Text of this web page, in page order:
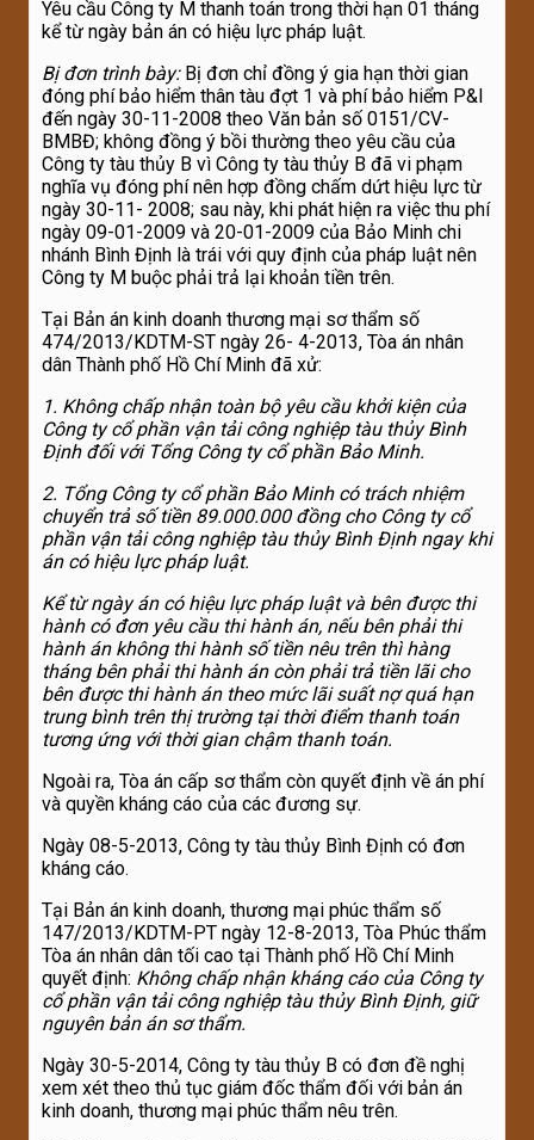
Yêu cầu Công ty M thanh toán trong thời hạn 01 tháng
kể từ ngày bản án có hiệu lực pháp luật.
Bị đơn trình bày: Bị đơn chỉ đồng ý gia hạn thời gian
đóng phí bảo hiểm thân tàu đợt 1 và phí bảo hiểm P&I
đến ngày 30-11-2008 theo Văn bản số 0151/CV-
BMBĐ; không đồng ý bồi thường theo yêu cầu của
Công ty tàu thủy B vì Công ty tàu thủy B đã vi phạm
nghĩa vụ đóng phí nên hợp đồng chấm dứt hiệu lực từ
ngày 30-11- 2008; sau này, khi phát hiện ra việc thu phí
ngày 09-01-2009 và 20-01-2009 của Bảo Minh chi
nhánh Bình Định là trái với quy định của pháp luật nên
Công ty M buộc phải trả lại khoản tiền trên.
Tại Bản án kinh doanh thương mại sơ thẩm số
474/2013/KDTM-ST ngày 26- 4-2013, Tòa án nhân
dân Thành phố Hồ Chí Minh đã xử:
1. Không chấp nhận toàn bộ yêu cầu khởi kiện của
Công ty cổ phần vận tải công nghiệp tàu thủy Bình
Định đối với Tổng Công ty cổ phần Bảo Minh.
2. Tổng Công ty cổ phần Bảo Minh có trách nhiệm
chuyển trả số tiền 89.000.000 đồng cho Công ty cổ
phần vận tải công nghiệp tàu thủy Bình Định ngay khi
án có hiệu lực pháp luật.
Kể từ ngày án có hiệu lực pháp luật và bên được thi
hành có đơn yêu cầu thi hành án, nếu bên phải thi
hành án không thi hành số tiền nêu trên thì hàng
tháng bên phải thi hành án còn phải trả tiền lãi cho
bên được thi hành án theo mức lãi suất nợ quá hạn
trung bình trên thị trường tại thời điểm thanh toán
tương ứng với thời gian chậm thanh toán.
Ngoài ra, Tòa án cấp sơ thẩm còn quyết định về án phí
và quyền kháng cáo của các đương sự.
Ngày 08-5-2013, Công ty tàu thủy Bình Định có đơn
kháng cáo.
Tại Bản án kinh doanh, thương mại phúc thẩm số
147/2013/KDTM-PT ngày 12-8-2013, Tòa Phúc thẩm
Tòa án nhân dân tối cao tại Thành phố Hồ Chí Minh
quyết định: Không chấp nhận kháng cáo của Công ty
cổ phần vận tải công nghiệp tàu thủy Bình Định, giữ
nguyên bản án sơ thẩm.
Ngày 30-5-2014, Công ty tàu thủy B có đơn đề nghị
xem xét theo thủ tục giám đốc thẩm đối với bản án
kinh doanh, thương mại phúc thẩm nêu trên.